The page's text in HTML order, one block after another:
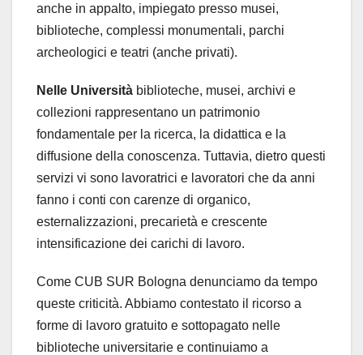
anche in appalto, impiegato presso musei,
biblioteche, complessi monumentali, parchi
archeologici e teatri (anche privati).
Nelle Università biblioteche, musei, archivi e
collezioni rappresentano un patrimonio
fondamentale per la ricerca, la didattica e la
diffusione della conoscenza. Tuttavia, dietro questi
servizi vi sono lavoratrici e lavoratori che da anni
fanno i conti con carenze di organico,
esternalizzazioni, precarietà e crescente
intensificazione dei carichi di lavoro.
Come CUB SUR Bologna denunciamo da tempo
queste criticità. Abbiamo contestato il ricorso a
forme di lavoro gratuito e sottopagato nelle
biblioteche universitarie e continuiamo a